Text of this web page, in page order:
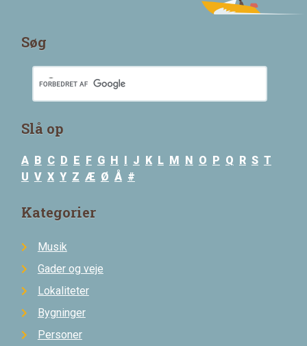
Søg
Slå op
A B C D E F G H I J K L M N O P Q R S T
U V X Y Z Æ Ø Å #
Kategorier
Musik
Gader og veje
Lokaliteter
Bygninger
Personer